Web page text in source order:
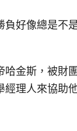
負好像總是不
哈金斯，被財
經理人來協助